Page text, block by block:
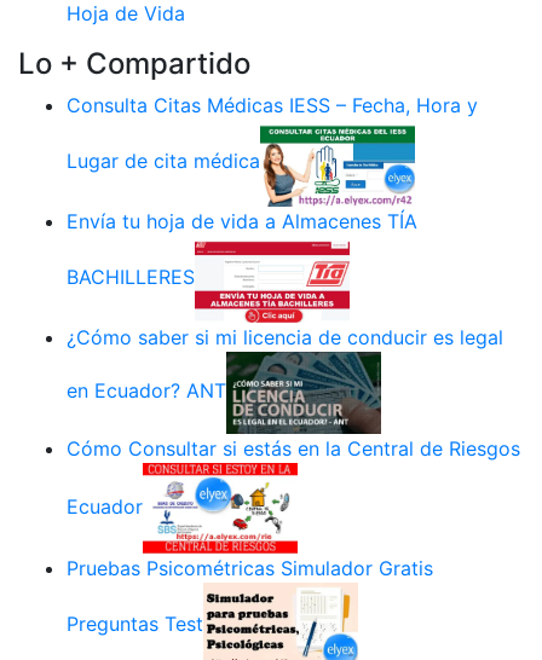
Hoja de Vida
Lo + Compartido
Consulta Citas Médicas IESS – Fecha, Hora y
Lugar de cita médica
Envía tu hoja de vida a Almacenes TÍA
BACHILLERES
¿Cómo saber si mi licencia de conducir es legal
en Ecuador? ANT
Cómo Consultar si estás en la Central de Riesgos
Ecuador
Pruebas Psicométricas Simulador Gratis
Preguntas Test